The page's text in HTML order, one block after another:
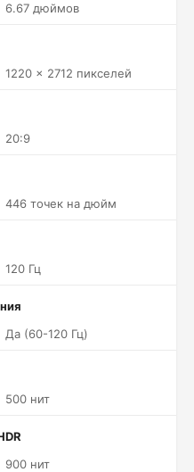
6.67 дюймов
1220 x 2712 пикселей
20:9
446 точек на дюйм
120 Гц
Да (60-120 Гц)
500 нит
900 нит